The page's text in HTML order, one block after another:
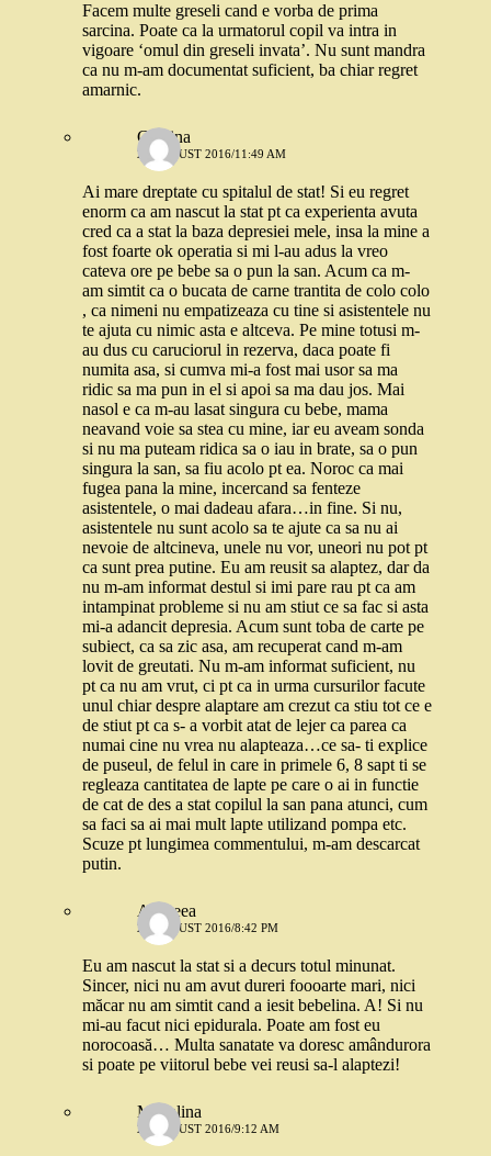
Facem multe greseli cand e vorba de prima
sarcina. Poate ca la urmatorul copil va intra in
vigoare ‘omul din greseli invata’. Nu sunt mandra
ca nu m-am documentat suficient, ba chiar regret
amarnic.
Cristina
27 AUGUST 2016/11:49 AM
Ai mare dreptate cu spitalul de stat! Si eu regret
enorm ca am nascut la stat pt ca experienta avuta
cred ca a stat la baza depresiei mele, insa la mine a
fost foarte ok operatia si mi l-au adus la vreo
cateva ore pe bebe sa o pun la san. Acum ca m-
am simtit ca o bucata de carne trantita de colo colo
, ca nimeni nu empatizeaza cu tine si asistentele nu
te ajuta cu nimic asta e altceva. Pe mine totusi m-
au dus cu caruciorul in rezerva, daca poate fi
numita asa, si cumva mi-a fost mai usor sa ma
ridic sa ma pun in el si apoi sa ma dau jos. Mai
nasol e ca m-au lasat singura cu bebe, mama
neavand voie sa stea cu mine, iar eu aveam sonda
si nu ma puteam ridica sa o iau in brate, sa o pun
singura la san, sa fiu acolo pt ea. Noroc ca mai
fugea pana la mine, incercand sa fenteze
asistentele, o mai dadeau afara…in fine. Si nu,
asistentele nu sunt acolo sa te ajute ca sa nu ai
nevoie de altcineva, unele nu vor, uneori nu pot pt
ca sunt prea putine. Eu am reusit sa alaptez, dar da
nu m-am informat destul si imi pare rau pt ca am
intampinat probleme si nu am stiut ce sa fac si asta
mi-a adancit depresia. Acum sunt toba de carte pe
subiect, ca sa zic asa, am recuperat cand m-am
lovit de greutati. Nu m-am informat suficient, nu
pt ca nu am vrut, ci pt ca in urma cursurilor facute
unul chiar despre alaptare am crezut ca stiu tot ce e
de stiut pt ca s- a vorbit atat de lejer ca parea ca
numai cine nu vrea nu alapteaza…ce sa- ti explice
de puseul, de felul in care in primele 6, 8 sapt ti se
regleaza cantitatea de lapte pe care o ai in functie
de cat de des a stat copilul la san pana atunci, cum
sa faci sa ai mai mult lapte utilizand pompa etc.
Scuze pt lungimea commentului, m-am descarcat
putin.
Andreea
27 AUGUST 2016/8:42 PM
Eu am nascut la stat si a decurs totul minunat.
Sincer, nici nu am avut dureri foooarte mari, nici
măcar nu am simtit cand a iesit bebelina. A! Si nu
mi-au facut nici epidurala. Poate am fost eu
norocoasă… Multa sanatate va doresc amândurora
si poate pe viitorul bebe vei reusi sa-l alaptezi!
Madalina
27 AUGUST 2016/9:12 AM